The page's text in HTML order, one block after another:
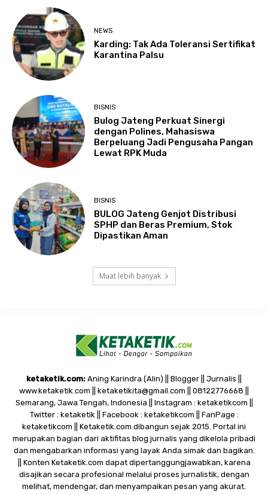
NEWS
Karding: Tak Ada Toleransi Sertifikat
Karantina Palsu
BISNIS
Bulog Jateng Perkuat Sinergi
dengan Polines, Mahasiswa
Berpeluang Jadi Pengusaha Pangan
Lewat RPK Muda
BISNIS
BULOG Jateng Genjot Distribusi
SPHP dan Beras Premium, Stok
Dipastikan Aman
Muat lebih banyak
ketaketik.com: Aning Karindra (Alin) || Blogger || Jurnalis ||
www.ketaketik.com || ketaketikita@gmail.com || 08122776668 ||
Semarang, Jawa Tengah, Indonesia || Instagram : ketaketikcom ||
Twitter : ketaketik || Facebook : ketaketikcom || FanPage :
ketaketikcom || Ketaketik.com dibangun sejak 2015. Portal ini
merupakan bagian dari aktifitas blog jurnalis yang dikelola pribadi
dan mengabarkan informasi yang layak Anda simak dan bagikan.
|| Konten Ketaketik.com dapat dipertanggungjawabkan, karena
disajikan secara profesional melalui proses jurnalistik, dengan
melihat, mendengar, dan menyampaikan pesan yang akurat.